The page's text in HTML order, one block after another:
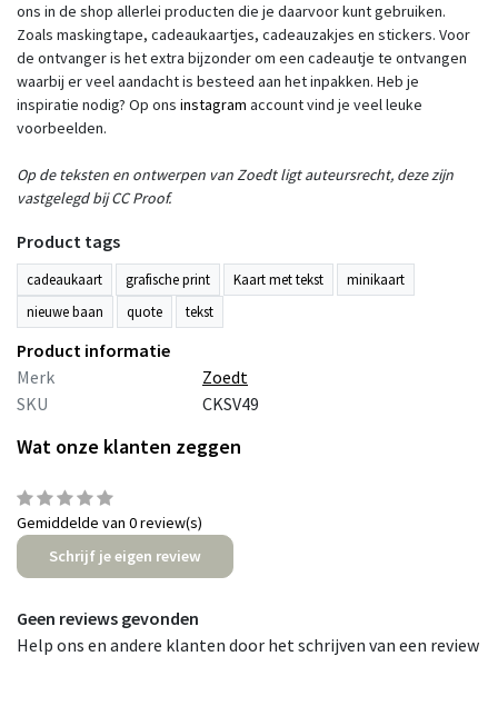
ons in de shop allerlei producten die je daarvoor kunt gebruiken.
Zoals maskingtape, cadeaukaartjes, cadeauzakjes en stickers. Voor
de ontvanger is het extra bijzonder om een cadeautje te ontvangen
waarbij er veel aandacht is besteed aan het inpakken. Heb je
inspiratie nodig? Op ons instagram account vind je veel leuke
voorbeelden.
Op de teksten en ontwerpen van Zoedt ligt auteursrecht, deze zijn
vastgelegd bij CC Proof.
Product tags
cadeaukaart grafische print Kaart met tekst
minikaart
nieuwe baan
quote tekst
Product informatie
Merk
Zoedt
SKU
CKSV49
Wat onze klanten zeggen
Gemiddelde van 0 review(s)
Schrijf je eigen review
Geen reviews gevonden
Help ons en andere klanten door het schrijven van een review